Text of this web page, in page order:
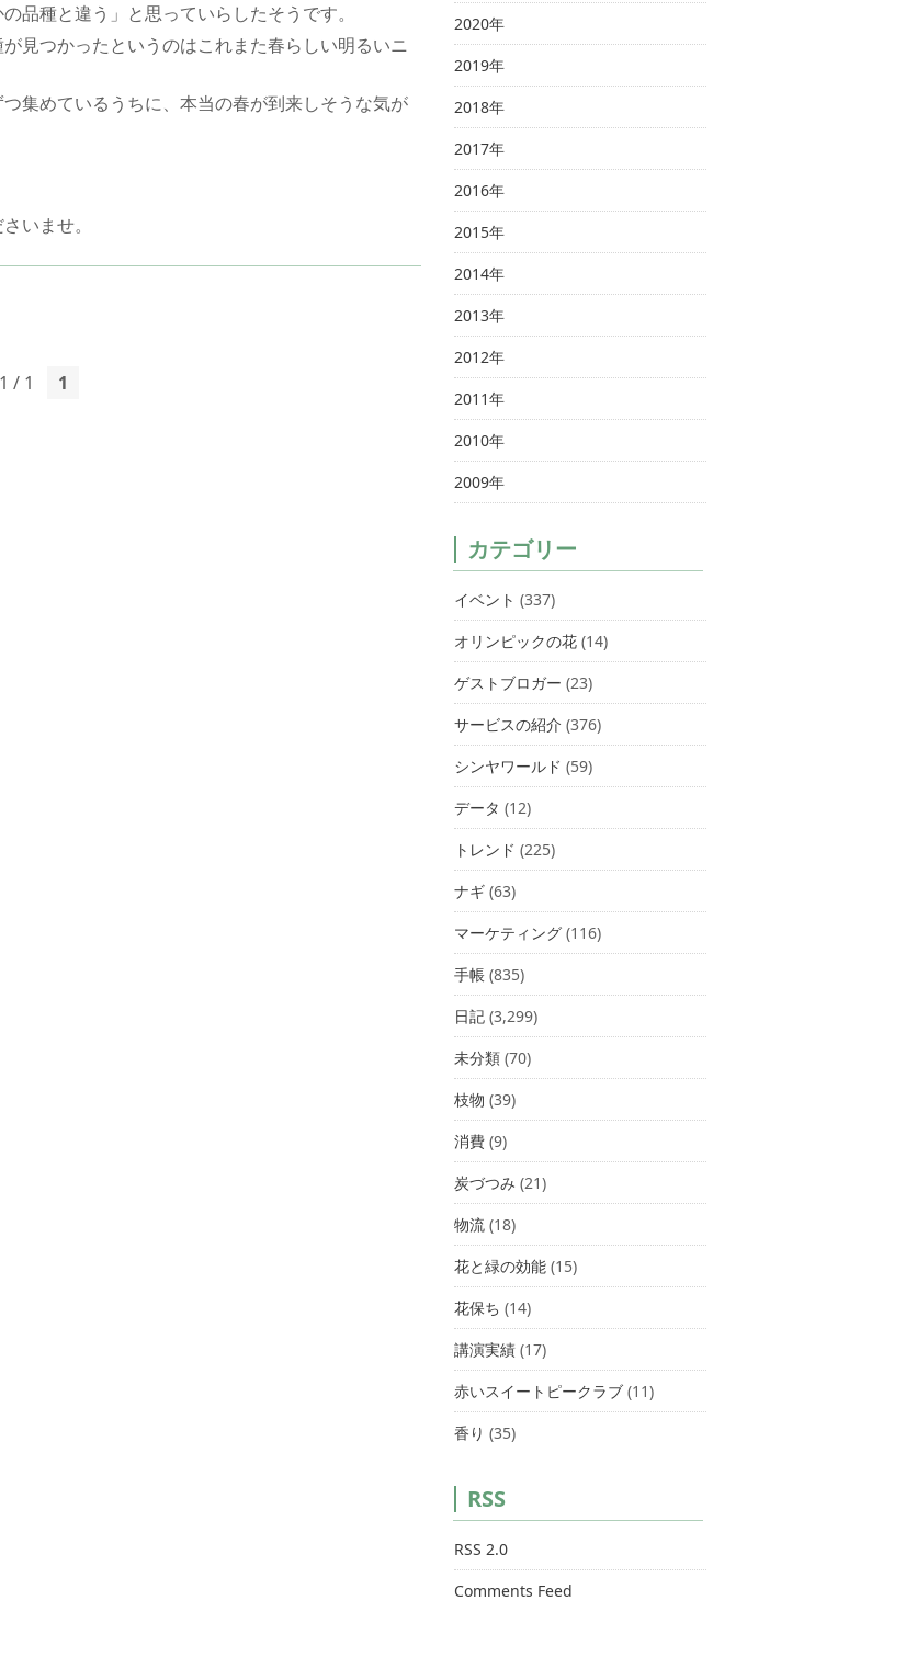
品種と違う」と思っていらしたそうです。
見つかったというのはこれまた春らしい明るいニ
集めているうちに、本当の春が到来しそうな気が
いませ。
1 / 1 1
2020年
2019年
2018年
2017年
2016年
2015年
2014年
2013年
2012年
2011年
2010年
2009年
カテゴリー
イベント (337)
オリンピックの花 (14)
ゲストブロガー (23)
サービスの紹介 (376)
シンヤワールド (59)
データ (12)
トレンド (225)
ナギ (63)
マーケティング (116)
手帳 (835)
日記 (3,299)
未分類 (70)
枝物 (39)
消費 (9)
炭づつみ (21)
物流 (18)
花と緑の効能 (15)
花保ち (14)
講演実績 (17)
赤いスイートピークラブ (11)
香り (35)
RSS
RSS 2.0
Comments Feed